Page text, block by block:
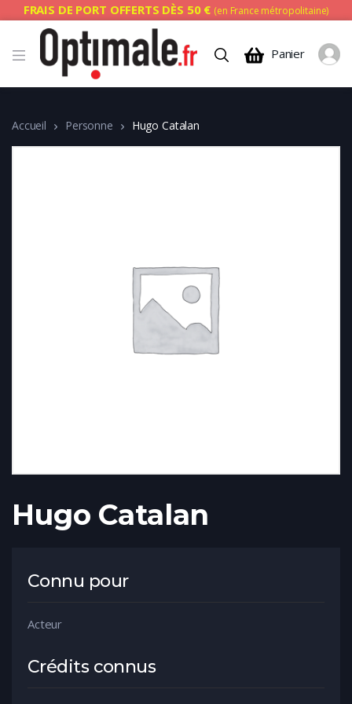
FRAIS DE PORT OFFERTS DÈS 50 € (en France métropolitaine)
Panier
Accueil Personne Hugo Catalan
Hugo Catalan
Connu pour
Acteur
Crédits connus